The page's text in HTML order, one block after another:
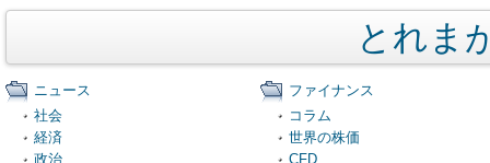
とれま
ニュース
社会
経済
政治
ファイナンス
コラム
世界の株価
CFD